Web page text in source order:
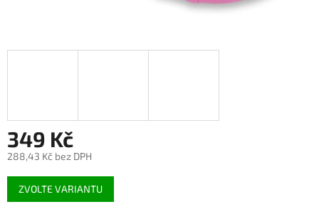
349 Kč
288,43 Kč bez DPH
Měrná
cena:
ZVOLTE VARIANTU